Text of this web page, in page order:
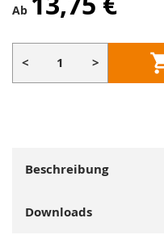
Ab
< >
Beschreibung
Downloads